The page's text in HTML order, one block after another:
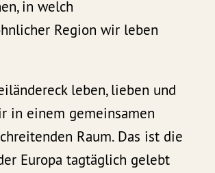
in welch
Region wir leben
leben, lieben und
in einem gemeinsamen
Raum. Das ist die
Europa tagtäglich gelebt